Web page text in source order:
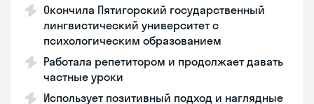
Окончила Пятигорский государственный
лингвистический университет с
психологическим образованием
Работала репетитором и продолжает давать
частные уроки
Использует позитивный подход и наглядные